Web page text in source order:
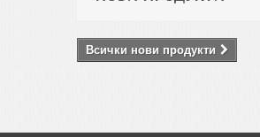
Всички нови продукти